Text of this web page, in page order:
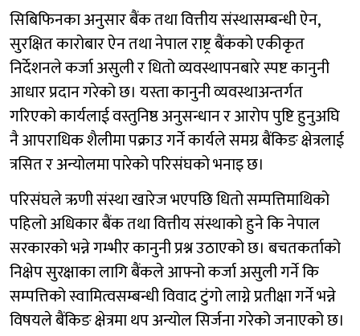
सिबिफिनका अनुसार बैंक तथा वित्तीय संस्थासम्बन्धी ऐन,
सुरक्षित कारोबार ऐन तथा नेपाल राष्ट्र बैंकको एकीकृत
निर्देशनले कर्जा असुली र धितो व्यवस्थापनबारे स्पष्ट कानुनी
आधार प्रदान गरेको छ। यस्ता कानुनी व्यवस्थाअन्तर्गत
गरिएको कार्यलाई वस्तुनिष्ठ अनुसन्धान र आरोप पुष्टि हुनुअघि
नै आपराधिक शैलीमा पक्राउ गर्ने कार्यले समग्र बैंकिङ क्षेत्रलाई
त्रसित र अन्योलमा पारेको परिसंघको भनाइ छ।
परिसंघले ऋणी संस्था खारेज भएपछि धितो सम्पत्तिमाथिको
पहिलो अधिकार बैंक तथा वित्तीय संस्थाको हुने कि नेपाल
सरकारको भन्ने गम्भीर कानुनी प्रश्न उठाएको छ। बचतकर्ताको
निक्षेप सुरक्षाका लागि बैंकले आफ्नो कर्जा असुली गर्ने कि
सम्पत्तिको स्वामित्वसम्बन्धी विवाद टुंगो लाग्ने प्रतीक्षा गर्ने भन्ने
विषयले बैंकिङ क्षेत्रमा थप अन्योल सिर्जना गरेको जनाएको छ।